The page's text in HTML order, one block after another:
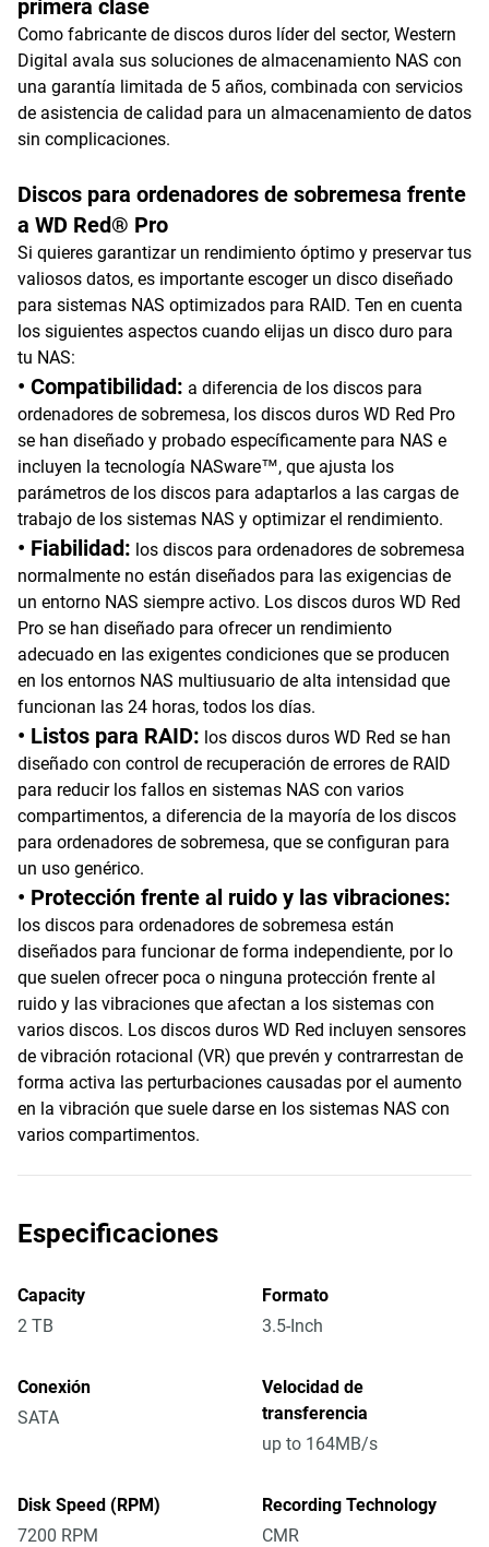
primera clase
Como fabricante de discos duros líder del sector, Western
Digital avala sus soluciones de almacenamiento NAS con
una garantía limitada de 5 años, combinada con servicios
de asistencia de calidad para un almacenamiento de datos
sin complicaciones.
Discos para ordenadores de sobremesa frente
a WD Red® Pro
Si quieres garantizar un rendimiento óptimo y preservar tus
valiosos datos, es importante escoger un disco diseñado
para sistemas NAS optimizados para RAID. Ten en cuenta
los siguientes aspectos cuando elijas un disco duro para
tu NAS:
• Compatibilidad: a diferencia de los discos para
ordenadores de sobremesa, los discos duros WD Red Pro
se han diseñado y probado específicamente para NAS e
incluyen la tecnología NASware™, que ajusta los
parámetros de los discos para adaptarlos a las cargas de
trabajo de los sistemas NAS y optimizar el rendimiento.
• Fiabilidad: los discos para ordenadores de sobremesa
normalmente no están diseñados para las exigencias de
un entorno NAS siempre activo. Los discos duros WD Red
Pro se han diseñado para ofrecer un rendimiento
adecuado en las exigentes condiciones que se producen
en los entornos NAS multiusuario de alta intensidad que
funcionan las 24 horas, todos los días.
• Listos para RAID: los discos duros WD Red se han
diseñado con control de recuperación de errores de RAID
para reducir los fallos en sistemas NAS con varios
compartimentos, a diferencia de la mayoría de los discos
para ordenadores de sobremesa, que se configuran para
un uso genérico.
• Protección frente al ruido y las vibraciones:
los discos para ordenadores de sobremesa están
diseñados para funcionar de forma independiente, por lo
que suelen ofrecer poca o ninguna protección frente al
ruido y las vibraciones que afectan a los sistemas con
varios discos. Los discos duros WD Red incluyen sensores
de vibración rotacional (VR) que prevén y contrarrestan de
forma activa las perturbaciones causadas por el aumento
en la vibración que suele darse en los sistemas NAS con
varios compartimentos.
Especificaciones
Capacity
2 TB
Formato
3.5-Inch
Conexión
SATA
Velocidad de
transferencia
up to 164MB/s
Disk Speed (RPM)
7200 RPM
Recording Technology
CMR